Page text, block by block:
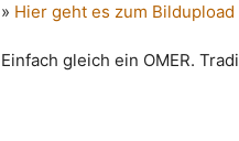
» Hier geht es zum Bildupload
Einfach gleich ein OMER.